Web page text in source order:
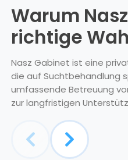
Warum
richtige
Nasz Gabinet ist eine
die auf Suchtbehandlung
umfassende Betreuung
zur langfristigen